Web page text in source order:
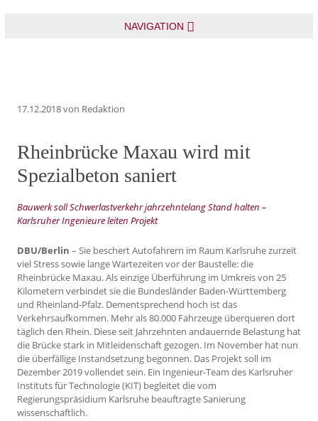
NAVIGATION
17.12.2018von Redaktion
Rheinbrücke Maxau wird mit
Spezialbeton saniert
Bauwerk soll Schwerlastverkehr jahrzehntelang Stand halten –
Karlsruher Ingenieure leiten Projekt
DBU/Berlin – Sie beschert Autofahrern im Raum Karlsruhe zurzeit
viel Stress sowie lange Wartezeiten vor der Baustelle: die
Rheinbrücke Maxau. Als einzige Überführung im Umkreis von 25
Kilometern verbindet sie die Bundesländer Baden-Württemberg
und Rheinland-Pfalz. Dementsprechend hoch ist das
Verkehrsaufkommen. Mehr als 80.000 Fahrzeuge überqueren dort
täglich den Rhein. Diese seit Jahrzehnten andauernde Belastung hat
die Brücke stark in Mitleidenschaft gezogen. Im November hat nun
die überfällige Instandsetzung begonnen. Das Projekt soll im
Dezember 2019 vollendet sein. Ein Ingenieur-Team des Karlsruher
Instituts für Technologie (KIT) begleitet die vom
Regierungspräsidium Karlsruhe beauftragte Sanierung
wissenschaftlich.